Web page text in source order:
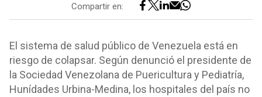
Compartir en:
El sistema de salud público de Venezuela está en
riesgo de colapsar. Según denunció el presidente de
la Sociedad Venezolana de Puericultura y Pediatría,
Hunídades Urbina-Medina, los hospitales del país no